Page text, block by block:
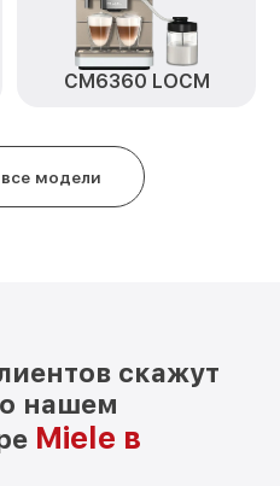
CM6360 LOCM
модели
скажут
нашем
Miele в